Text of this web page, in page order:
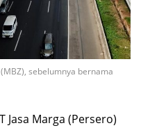
sebelumnya bernama
Jasa Marga (Persero)